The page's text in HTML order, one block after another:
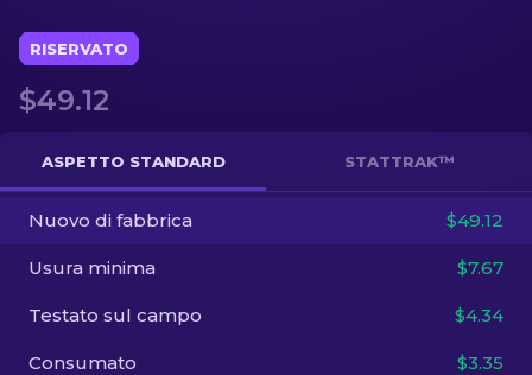
Guanto
Altro
IT
RISERVATO
$49.12
ASPETTO STANDARD STATTRAK™
Nuovo di fabbrica $49.12
Usura minima $7.67
Testato sul campo $4.34
Consumato $3.35